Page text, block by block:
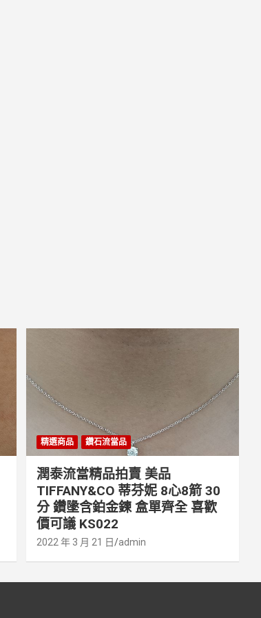
精選商品 鑽石流當品
潤泰流當精品拍賣 美品
TIFFANY&CO 蒂芬妮 8心8箭 30
分 鑽墬含鉑金鍊 盒單齊全 喜歡
價可議 KS022
2022 年 3 月 21 日 admin